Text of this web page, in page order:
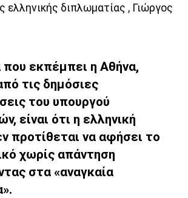
ελληνικής διπλωματίας , Γιώργος
που εκπέμπει η Αθήνα,
τις δημόσιες
του υπουργού
είναι ότι η ελληνική
προτίθεται να αφήσει το
χωρίς απάντηση
στα «αναγκαία